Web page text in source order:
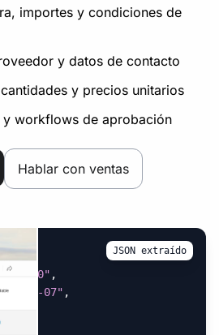
importes y condiciones de
y datos de contacto
y precios unitarios
workflows de aprobación
Hablar con ventas
,
"2025-07" ,
JSON extraído